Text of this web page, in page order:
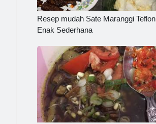
Resep mudah Sate Maranggi Teflon
Enak Sederhana